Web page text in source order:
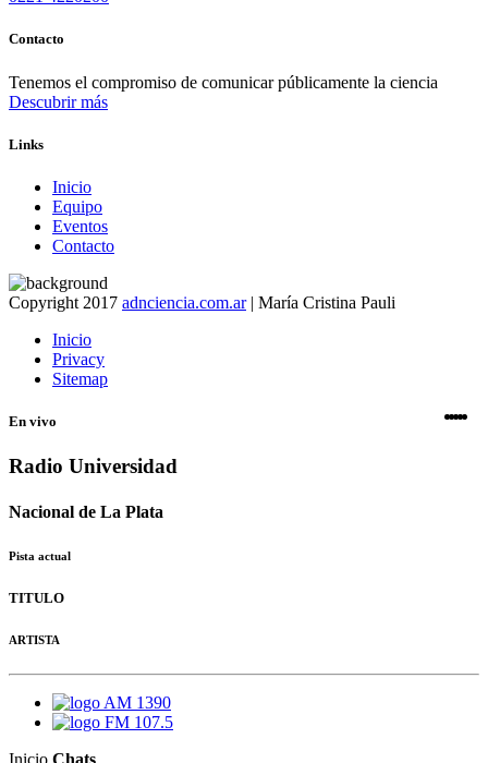
Contacto
Tenemos el compromiso de comunicar públicamente la ciencia
Descubrir más
Links
Inicio
Equipo
Eventos
Contacto
Copyright 2017 adnciencia.com.ar| María Cristina Pauli
Inicio
Privacy
Sitemap
En vivo
Radio Universidad
Nacional de La Plata
Pista actual
TITULO
ARTISTA
AM 1390
FM 107.5